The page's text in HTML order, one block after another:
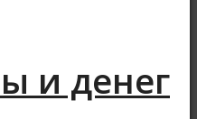
и денег